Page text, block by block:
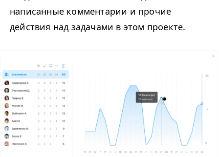
написанные комментарии и прочие
действия над задачами в этом проекте.